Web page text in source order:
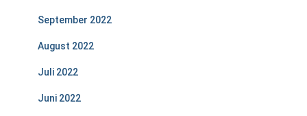
September 2022
August 2022
Juli 2022
Juni 2022